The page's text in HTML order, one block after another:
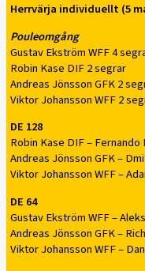
Herrvärja individuellt (5
Pouleomgång
Gustav Ekström WFF 4
Robin Kase DIF 2 segrar
Andreas Jönsson GFK 2
Viktor Johansson WFF 2
DE 128
Robin Kase DIF – Fernando
Andreas Jönsson GFK –
Viktor Johansson WFF –
DE 64
Gustav Ekström WFF –
Andreas Jönsson GFK –
Viktor Johansson WFF –